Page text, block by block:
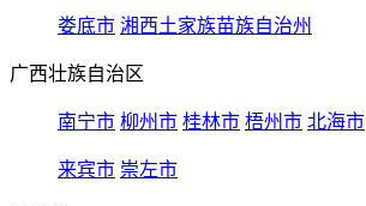
娄底市 湘西土家族苗族自治州
广西壮族自治区
南宁市 柳州市 桂林市 梧州市 北海市
来宾市 崇左市